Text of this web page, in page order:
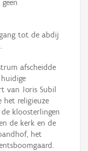
tot de abdij
afscheidde
van Joris Subil
het religieuze
kloosterlingen
de kerk en de
het